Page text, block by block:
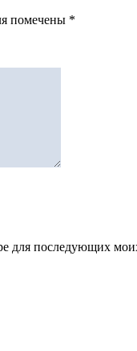
помечены *
для последующих